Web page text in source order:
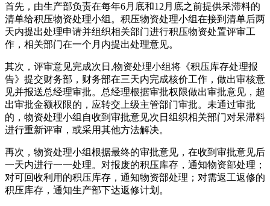
首先，由生产部负责在每年6月底和12月底之前提供呆滞料的
清单给积压物资处理小组。积压物资处理小组在接到清单后两
天内提出处理申请并组织相关部门进行积压物资处置评审工
作，相关部门在一个月内提出处理意见。
其次，评审意见完成次日,物资处理小组将《积压库存处理报
告》提交财务部，财务部在三天内完成核价工作，做出审核意
见并报送总经理审批。总经理根据审批权限做出审批意见，超
出审批金额权限的，应转交上级主管部门审批。未通过审批
的，物资处理小组自收到审批意见次日组织相关部门对呆滞料
进行重新评审，或采用其他方法解决。
再次，物资处理小组根据最终的审批意见，在收到审批意见后
一天内进行一一处理。对报废的积压库存，通知物资部处理；
对可回收利用的积压库存，通知物资部处理；对需返工返修的
积压库存，通知生产部下达返修计划。